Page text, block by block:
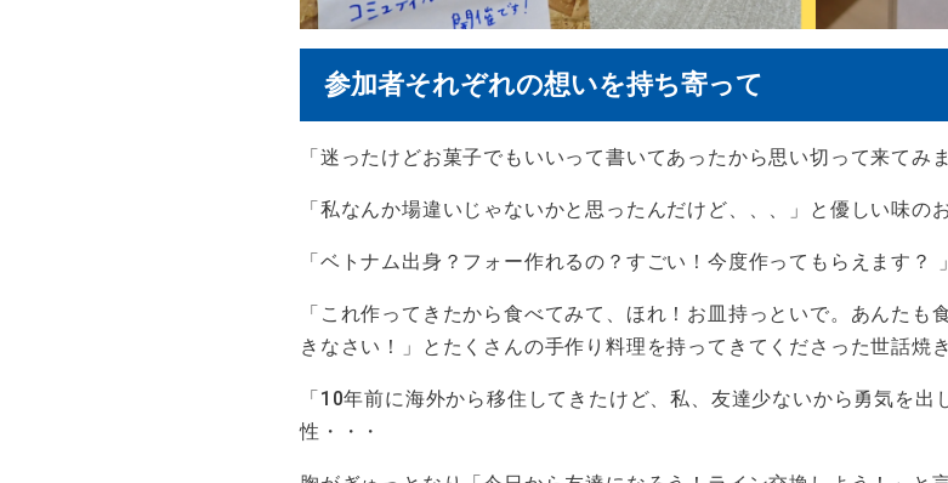
参加者それぞれの想いを持ち寄って
「迷ったけどお菓子でもいいって書いてあったから思い切って来てみ
「私なんか場違いじゃないかと思ったんだけど、、、」と優しい味の
「ベトナム出身？フォー作れるの？すごい！今度作ってもらえます？
「これ作ってきたから食べてみて、ほれ！お皿持っといで。あんたも
きなさい！」とたくさんの手作り料理を持ってきてくださった世話焼
「10年前に海外から移住してきたけど、私、友達少ないから勇気を
性・・・